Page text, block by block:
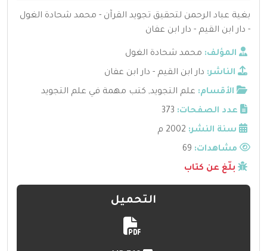
بغية عباد الرحمن لتحقيق تجويد القرآن - محمد شحادة الغول
- دار ابن القيم - دار ابن عفان
المؤلف: محمد شحادة الغول
الناشر: دار ابن القيم - دار ابن عفان
الأقسام: علم التجويد, كتب مهمة في علم التجويد
عدد الصفحات: 373
سنة النشر: 2002 م
مشاهدات:
بلّغ عن كتاب
التحميل